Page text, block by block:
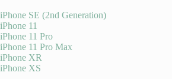
iPhone SE (2nd Generation)
iPhone 11
iPhone 11 Pro
iPhone 11 Pro Max
iPhone XR
iPhone XS